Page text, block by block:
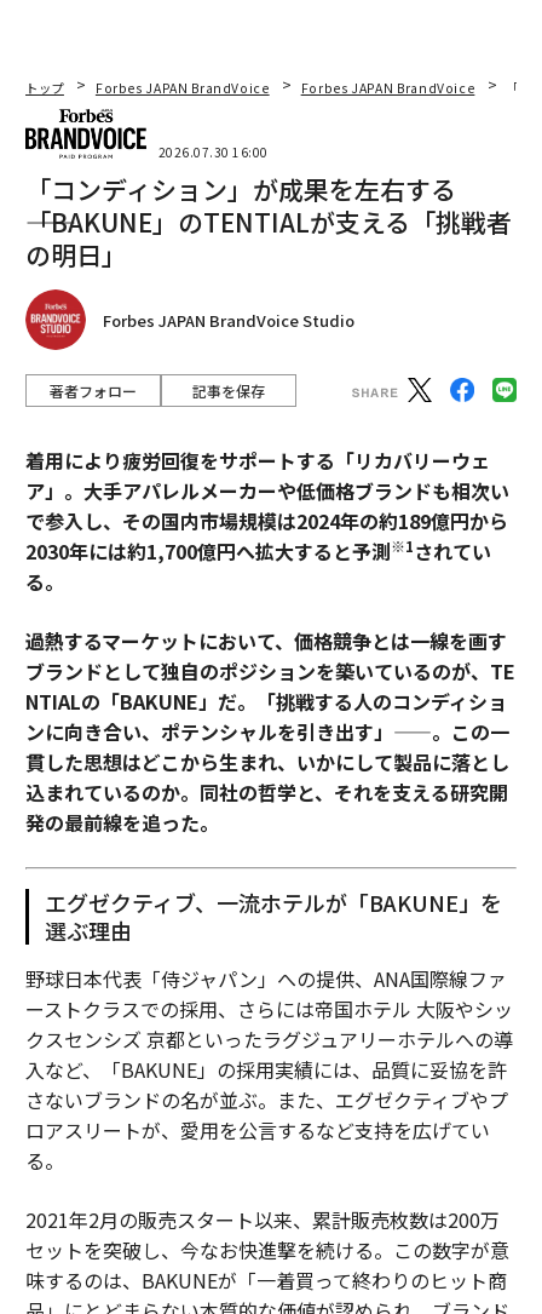
トップ Forbes JAPAN BrandVoice Forbes JAPAN BrandVoice 「
2026.07.30 16:00
「コンディション」が成果を左右する
――「BAKUNE」のTENTIALが支える「挑戦者
の明日」
Forbes JAPAN BrandVoice Studio
著者フォロー 記事を保存
着用により疲労回復をサポートする「リカバリーウェ
ア」。大手アパレルメーカーや低価格ブランドも相次い
で参入し、その国内市場規模は2024年の約189億円から
2030年には約1,700億円へ拡大すると予測※1されてい
る。
過熱するマーケットにおいて、価格競争とは一線を画す
ブランドとして独自のポジションを築いているのが、TE
NTIALの「BAKUNE」だ。「挑戦する人のコンディショ
ンに向き合い、ポテンシャルを引き出す」——。この一
貫した思想はどこから生まれ、いかにして製品に落とし
込まれているのか。同社の哲学と、それを支える研究開
発の最前線を追った。
エグゼクティブ、一流ホテルが「BAKUNE」を
選ぶ理由
野球日本代表「侍ジャパン」への提供、ANA国際線ファ
ーストクラスでの採用、さらには帝国ホテル 大阪やシッ
クスセンシズ 京都といったラグジュアリーホテルへの導
入など、「BAKUNE」の採用実績には、品質に妥協を許
さないブランドの名が並ぶ。また、エグゼクティブやプ
ロアスリートが、愛用を公言するなど支持を広げてい
る。
2021年2月の販売スタート以来、累計販売枚数は200万
セットを突破し、今なお快進撃を続ける。この数字が意
味するのは、BAKUNEが「一着買って終わりのヒット商